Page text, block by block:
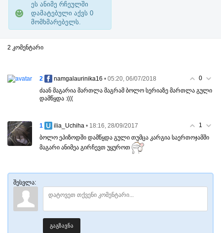
ეს ანიმე რჩეულში
დამატებული აქვს 0
მომხმარებელს.
2 კომენტარი
0
2 namgalaurinika16 • 05:20, 06/07/2018
ძაან მაგარია მართლა მაგრამ ბოლო სერიაზე მართლა გული
დამწყდა :(((
1
1 ilia_Uchiha • 18:16, 28/09/2017
ბოლო ეპიზოდში დამწყდა გული თუმცა კარგია საერთოჯამში
მაგარი ანიმეა გირჩევთ უყუროთ
შესვლა:
გაგზავნა